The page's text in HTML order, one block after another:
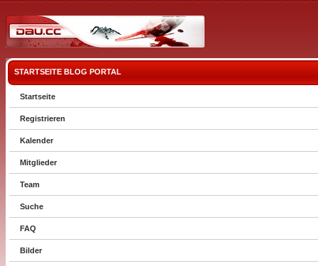
STARTSEITE BLOG PORTAL
Startseite
Registrieren
Kalender
Mitglieder
Team
Suche
FAQ
Bilder